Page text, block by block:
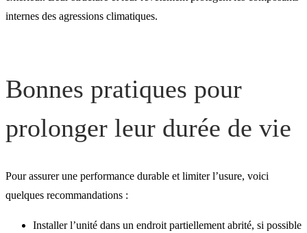
internes des agressions climatiques.
Bonnes pratiques pour
prolonger leur durée de vie
Pour assurer une performance durable et limiter l’usure, voici
quelques recommandations :
Installer l’unité dans un endroit partiellement abrité, si possible